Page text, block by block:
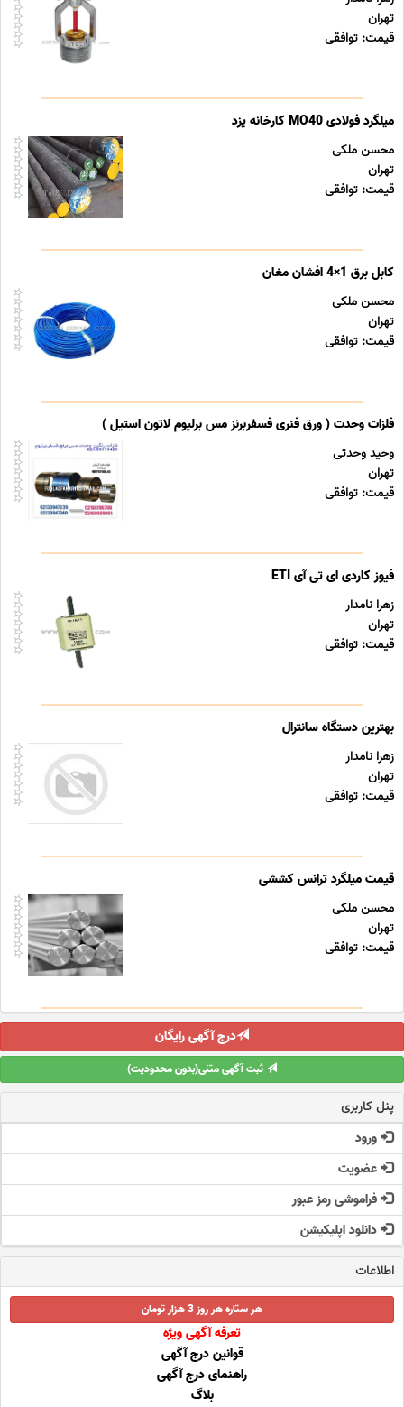
تهران
قیمت: توافقی
میلگرد فولادی MO40 کارخانه یزد
محسن ملکی
تهران
قیمت: توافقی
کابل برق 1×4 افشان مغان
محسن ملکی
تهران
قیمت: توافقی
فلزات وحدت ( ورق فنری فسفربرنز مس برلیوم لاتون استیل )
وحید وحدتی
تهران
قیمت: توافقی
فیوز کاردی ای تی آی ETI
زهرا نامدار
تهران
قیمت: توافقی
بهترین دستگاه سانترال
زهرا نامدار
تهران
قیمت: توافقی
قیمت میلگرد ترانس کششی
محسن ملکی
تهران
قیمت: توافقی
درج آگهی رایگان
ثبت آگهی متنی(بدون محدودیت)
پنل کاربری
ورود
عضویت
فراموشی رمز عبور
دانلود اپلیکیشن
اطلاعات
هر ستاره هر روز 3 هزار تومان
تعرفه آگهی ویژه
قوانین درج آگهی
راهنمای درج آگهی
بلاگ